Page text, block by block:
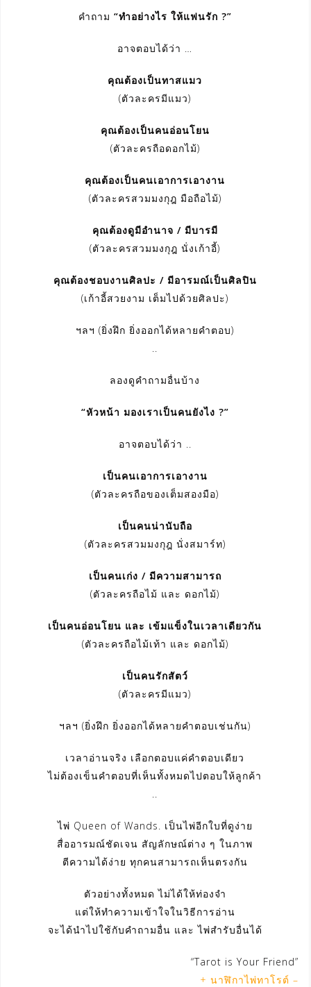
คำถาม “ทำอย่างไร ให้แฟนรัก ?”
อาจตอบได้ว่า …
คุณต้องเป็นทาสแมว
(ตัวละครมีแมว)
คุณต้องเป็นคนอ่อนโยน
(ตัวละครถือดอกไม้)
คุณต้องเป็นคนเอาการเอางาน
(ตัวละครสวมมงกุฎ มือถือไม้)
คุณต้องดูมีอำนาจ / มีบารมี
(ตัวละครสวมมงกุฎ นั่งเก้าอี้)
คุณต้องชอบงานศิลปะ / มีอารมณ์เป็นศิลปิน
(เก้าอี้สวยงาม เต็มไปด้วยศิลปะ)
ฯลฯ (ยิ่งฝึก ยิ่งออกได้หลายคำตอบ)
ลองดูคำถามอื่นบ้าง
“หัวหน้า มองเราเป็นคนยังไง ?”
อาจตอบได้ว่า ..
เป็นคนเอาการเอางาน
(ตัวละครถือของเต็มสองมือ)
เป็นคนน่านับถือ
(ตัวละครสวมมงกุฎ นั่งสมาร์ท)
เป็นคนเก่ง / มีความสามารถ
(ตัวละครถือไม้ และ ดอกไม้)
เป็นคนอ่อนโยน และ เข้มแข็งในเวลาเดียวกัน
(ตัวละครถือไม้เท้า และ ดอกไม้)
เป็นคนรักสัตว์
(ตัวละครมีแมว)
ฯลฯ (ยิ่งฝึก ยิ่งออกได้หลายคำตอบเช่นกัน)
เวลาอ่านจริง เลือกตอบแค่คำตอบเดียว
ไม่ต้องเข็นคำตอบที่เห็นทั้งหมดไปตอบให้ลูกค้า
ไพ่ Queen of Wands. เป็นไพ่อีกใบที่ดูง่าย
สื่ออารมณ์ชัดเจน สัญลักษณ์ต่าง ๆ ในภาพ
ตีความได้ง่าย ทุกคนสามารถเห็นตรงกัน
ตัวอย่างทั้งหมด ไม่ได้ให้ท่องจำ
แต่ให้ทำความเข้าใจในวิธีการอ่าน
จะได้นำไปใช้กับคำถามอื่น และ ไพ่สำรับอื่นได้
“Tarot is Your Friend”
+ นาฬิกาไพ่ทาโรต์ –